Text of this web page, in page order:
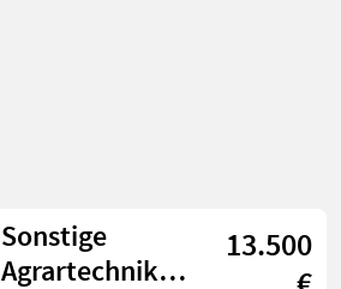
Sonstige
Agrartechnik
13.500